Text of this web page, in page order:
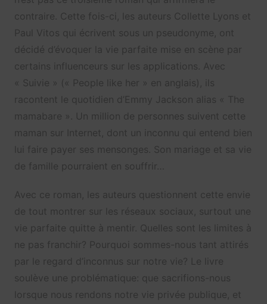
contraire. Cette fois-ci, les auteurs Collette Lyons et
Paul Vitos qui écrivent sous un pseudonyme, ont
décidé d’évoquer la vie parfaite mise en scène par
certains influenceurs sur les applications. Avec
« Suivie » (« People like her » en anglais), ils
racontent le quotidien d’Emmy Jackson alias « The
mamabare ». Un million de personnes suivent cette
maman sur Internet, dont un inconnu qui entend bien
lui faire payer ses mensonges. Son mariage et sa vie
de famille pourraient en souffrir…
Avec ce roman, les auteurs questionnent cette envie
de tout montrer sur les réseaux sociaux, surtout une
vie parfaite quitte à mentir. Quelles sont les limites à
ne pas franchir? Pourquoi sommes-nous tant attirés
par le regard d’inconnus sur notre vie? Le livre
soulève une problématique: que sacrifions-nous
lorsque nous rendons notre vie privée publique, et